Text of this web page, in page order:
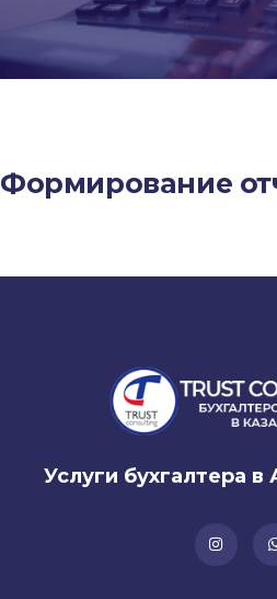
Формирование
Услуги бухгалтера